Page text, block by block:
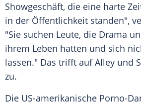
Showgeschäft, die eine harte
in der Öffentlichkeit standen",
"Sie suchen Leute, die Drama
ihrem Leben hatten und sich
lassen." Das trifft aufAlley und
zu.
Die US-amerikanische Porno-